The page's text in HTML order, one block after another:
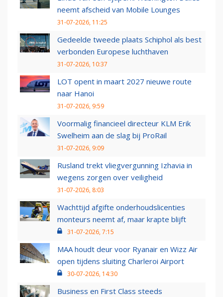
neemt afscheid van Mobile Lounges
31-07-2026, 11:25
Gedeelde tweede plaats Schiphol als best
verbonden Europese luchthaven
31-07-2026, 10:37
LOT opent in maart 2027 nieuwe route
naar Hanoi
31-07-2026, 9:59
Voormalig financieel directeur KLM Erik
Swelheim aan de slag bij ProRail
31-07-2026, 9:09
Rusland trekt vliegvergunning Izhavia in
wegens zorgen over veiligheid
31-07-2026, 8:03
Wachttijd afgifte onderhoudslicenties
monteurs neemt af, maar krapte blijft
31-07-2026, 7:15
MAA houdt deur voor Ryanair en Wizz Air
open tijdens sluiting Charleroi Airport
30-07-2026, 14:30
Business en First Class steeds